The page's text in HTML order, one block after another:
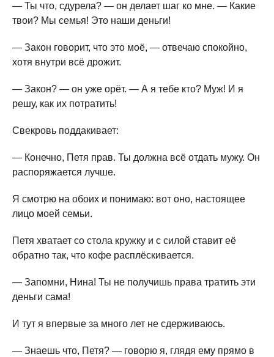
— Ты что, сдурела? — он делает шаг ко мне. — Какие
твои? Мы семья! Это наши деньги!
— Закон говорит, что это моё, — отвечаю спокойно,
хотя внутри всё дрожит.
— Закон? — он уже орёт. — А я тебе кто? Муж! И я
решу, как их потратить!
Свекровь поддакивает:
— Конечно, Петя прав. Ты должна всё отдать мужу. Он
распоряжается лучше.
Я смотрю на обоих и понимаю: вот оно, настоящее
лицо моей семьи.
Петя хватает со стола кружку и с силой ставит её
обратно так, что кофе расплёскивается.
— Запомни, Нина! Ты не получишь права тратить эти
деньги сама!
И тут я впервые за много лет не сдерживаюсь.
— Знаешь что, Петя? — говорю я, глядя ему прямо в